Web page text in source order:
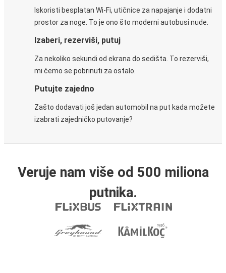
Iskoristi besplatan Wi-Fi, utičnice za napajanje i dodatni
prostor za noge. To je ono što moderni autobusi nude.
Izaberi, rezerviši, putuj
Za nekoliko sekundi od ekrana do sedišta. To rezerviši,
mi ćemo se pobrinuti za ostalo.
Putujte zajedno
Zašto dodavati još jedan automobil na put kada možete
izabrati zajedničko putovanje?
Veruje nam više od 500 miliona
putnika.